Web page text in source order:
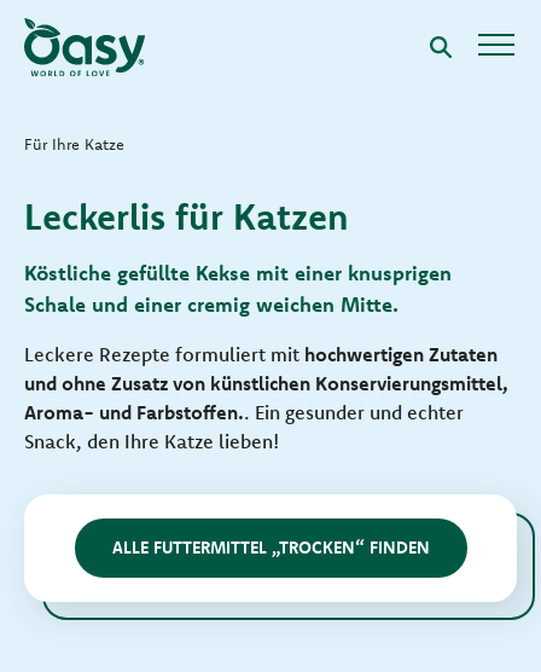
Für Ihre Katze
Leckerlis für Katzen
Köstliche gefüllte Kekse mit einer knusprigen
Schale und einer cremig weichen Mitte.
Leckere Rezepte formuliert mit hochwertigen Zutaten
und ohne Zusatz von künstlichen Konservierungsmittel,
Aroma- und Farbstoffen.. Ein gesunder und echter
Snack, den Ihre Katze lieben!
ALLE FUTTERMITTEL „TROCKEN“ FINDEN